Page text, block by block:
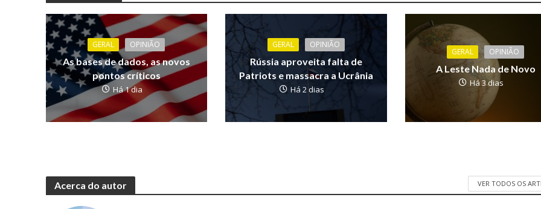
GERAL OPINIÃO
As bases de dados, as novos
pontos críticos
Há 1 dia
GERAL OPINIÃO
Rússia aproveita falta de
Patriots e massacra a Ucrânia
Há 2 dias
GERAL OPINIÃO
A Leste Nada de Novo
Há 3 dias
Acerca do autor VER TODOS OS